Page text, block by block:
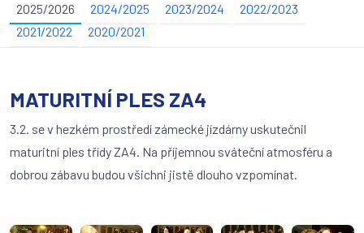
2025/2026 2024/2025 2023/2024
2022/2023
2021/2022
2020/2021
MATURITNÍ PLES ZA4
3.2. se v hezkém prostředí zámecké jízdárny uskutečnil
maturitní ples třídy ZA4. Na příjemnou sváteční atmosféru a
dobrou zábavu budou všichni jistě dlouho vzpomínat.